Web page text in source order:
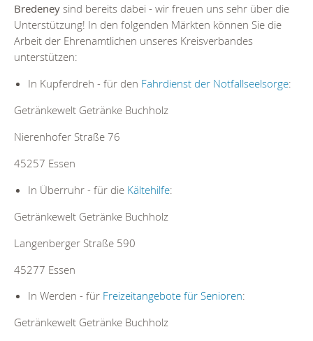
Bredeney sind bereits dabei - wir freuen uns sehr über die
Unterstützung! In den folgenden Märkten können Sie die
Arbeit der Ehrenamtlichen unseres Kreisverbandes
unterstützen:
In Kupferdreh - für den Fahrdienst der Notfallseelsorge:
Getränkewelt Getränke Buchholz
Nierenhofer Straße 76
45257 Essen
In Überruhr - für die Kältehilfe:
Getränkewelt Getränke Buchholz
Langenberger Straße 590
45277 Essen
In Werden - für Freizeitangebote für Senioren:
Getränkewelt Getränke Buchholz